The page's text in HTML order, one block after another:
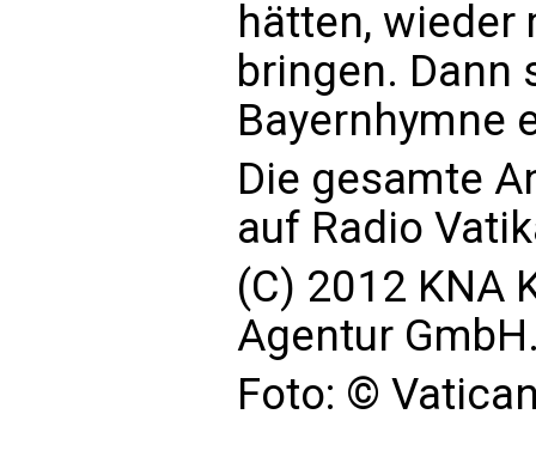
hätten, wieder
bringen. Dann
Bayernhymne
Die gesamte
auf Radio
(C) 2012 KNA
Agentur
Foto: ©